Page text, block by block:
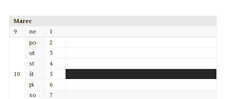
Marec
9
ne 1
10
po
2
ut
3
st
4
št
5
pi
6
so
7